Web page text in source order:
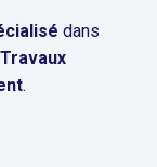
dans
Travaux
.